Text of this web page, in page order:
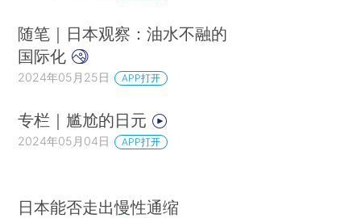
随笔｜日本观察：油水不融的
国际化
2024年05月25日 APP打开
专栏｜尴尬的日元
2024年05月04日 APP打开
日本能否走出慢性通缩